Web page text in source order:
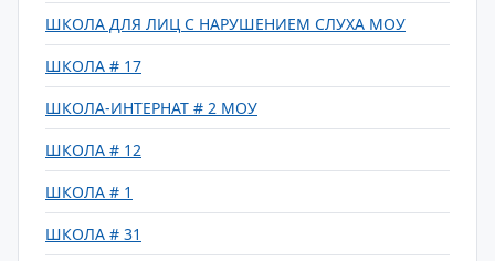
ШКОЛА ДЛЯ ЛИЦ С НАРУШЕНИЕМ СЛУХА МОУ
ШКОЛА # 17
ШКОЛА-ИНТЕРНАТ # 2 МОУ
ШКОЛА # 12
ШКОЛА # 1
ШКОЛА # 31